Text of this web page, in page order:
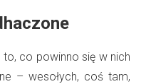
to, co powinno się w nich
– wesołych, coś tam,